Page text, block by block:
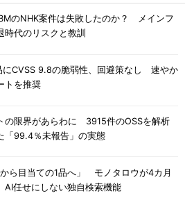
のNHK案件は失敗したのか？ メインフ
時代のリスクと教訓
にCVSS 9.8の脆弱性、回避策なし 速やか
トを推奨
の限界があらわに 3915件のOSSを解析
「99.4％未報告」の実態
から目当ての1品へ」 モノタロウが4カ月
AI任せにしない独自検索機能